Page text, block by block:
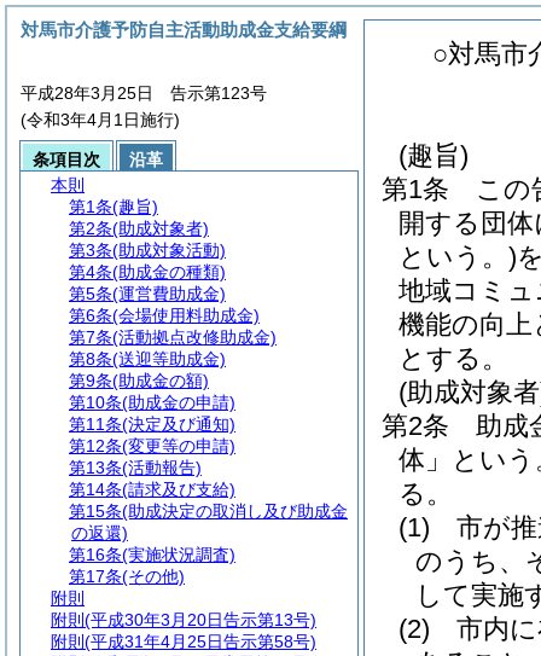
○対馬市
(趣旨)
第1条
この
開する団
という。)
地域コミ
機能の向
とする。
(助成対象
第2条
助成
体」という
る。
(1)
市が
のうち、
して実施
(2)
市内
対馬市介護予防自主活動助成金支給要綱
平成28年3月25日 告示第123号
(令和3年4月1日施行)
条項目次
沿革
本則
第1条(趣旨)
第2条(助成対象者)
第3条(助成対象活動)
第4条(助成金の種類)
第5条(運営費助成金)
第6条(会場使用料助成金)
第7条(活動拠点改修助成金)
第8条(送迎等助成金)
第9条(助成金の額)
第10条(助成金の申請)
第11条(決定及び通知)
第12条(変更等の申請)
第13条(活動報告)
第14条(請求及び支給)
第15条(助成決定の取消し及び助成金
の返還)
第16条(実施状況調査)
第17条(その他)
附則
附則 (平成30年3月20日告示第13号)
附則 (平成31年4月25日告示第58号)